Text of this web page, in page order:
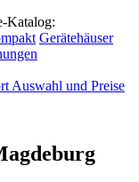
Katalog:
Gerätehäuser
Auswahl und Preise